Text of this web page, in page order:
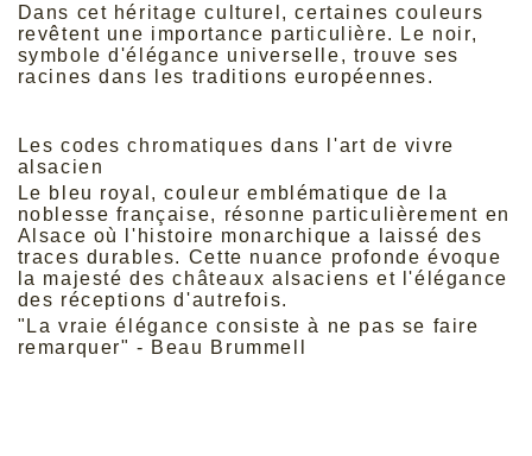
Dans cet héritage culturel, certaines couleurs
revêtent une importance particulière. Le noir,
symbole d'élégance universelle, trouve ses
racines dans les traditions européennes.
Les codes chromatiques dans l'art de vivre
alsacien
Le bleu royal, couleur emblématique de la
noblesse française, résonne particulièrement en
Alsace où l'histoire monarchique a laissé des
traces durables. Cette nuance profonde évoque
la majesté des châteaux alsaciens et l'élégance
des réceptions d'autrefois.
"La vraie élégance consiste à ne pas se faire
remarquer" - Beau Brummell